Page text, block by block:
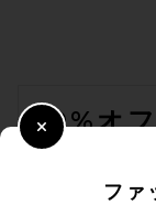
10%オ
ファ
Close Modal